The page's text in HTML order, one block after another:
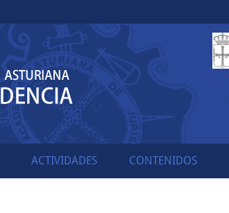
ACTIVIDADES CONTENIDOS